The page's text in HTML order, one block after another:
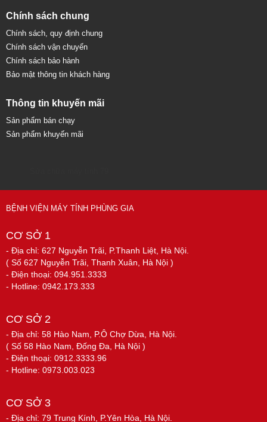
Chính sách chung
Chính sách, quy định chung
Chính sách vận chuyển
Chính sách bảo hành
Bảo mật thông tin khách hàng
Thông tin khuyến mãi
Sản phẩm bán chạy
Sản phẩm khuyến mãi
BỆNH VIỆN MÁY TÍNH PHÙNG GIA
CƠ SỞ 1
- Địa chỉ: 627 Nguyễn Trãi, P.Thanh Liệt, Hà Nội.
( Số 627 Nguyễn Trãi, Thanh Xuân, Hà Nội )
- Điện thoại: 094.951.3333
- Hotline: 0942.173.333
CƠ SỞ 2
- Địa chỉ: 58 Hào Nam, P.Ô Chợ Dừa, Hà Nội.
( Số 58 Hào Nam, Đống Đa, Hà Nội )
- Điện thoại: 0912.3333.96
- Hotline: 0973.003.023
CƠ SỞ 3
- Địa chỉ: 79 Trung Kính, P.Yên Hòa, Hà Nội.